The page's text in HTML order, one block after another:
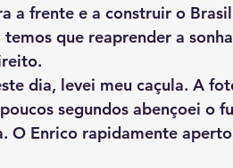
a frente e a construir o
que reaprender a
segundos abençoei o
O Enrico rapidamente